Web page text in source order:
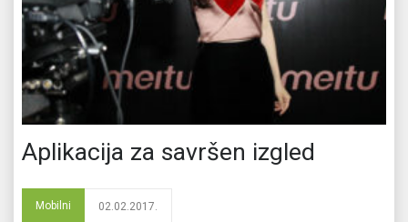
Aplikacija za savršen izgled
Mobilni 02.02.2017.